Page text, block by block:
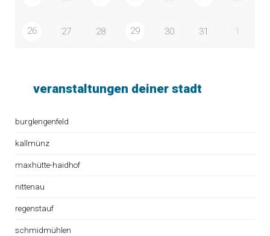
26 27 28 29 30 31 1
veranstaltungen deiner stadt
burglengenfeld
kallmünz
maxhütte-haidhof
nittenau
regenstauf
schmidmühlen